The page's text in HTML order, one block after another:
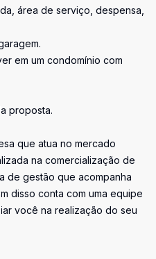
área de serviço, despensa,
em um condomínio com
proposta.
que atua no mercado
na comercialização de
de gestão que acompanha
disso conta com uma equipe
você na realização do seu